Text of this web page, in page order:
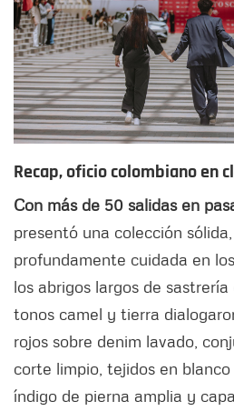
Recap, oficio colombiano en
Con más de 50 salidas en
presentó una colección
profundamente cuidada en
los abrigos largos de
tonos camel y tierra
rojos sobre denim lavado,
corte limpio, tejidos en
índigo de pierna amplia y